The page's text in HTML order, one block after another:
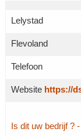
Lelystad
Flevoland
Telefoon
Website https://
Is dit uw bedrijf ?